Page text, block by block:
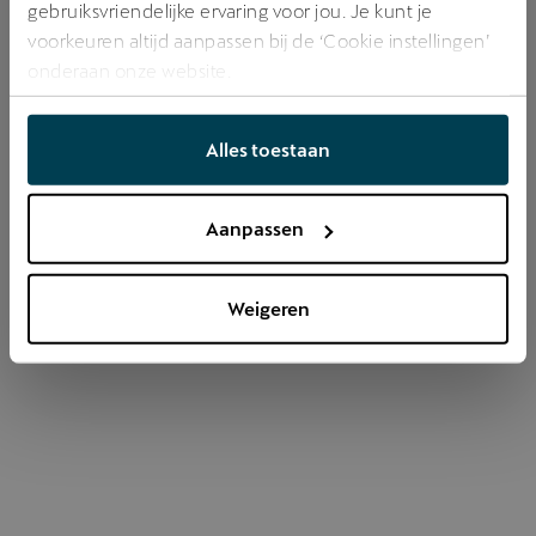
gebruiksvriendelijke ervaring voor jou. Je kunt je
voorkeuren altijd aanpassen bij de ‘Cookie instellingen’
onderaan onze website.
Alles toestaan
Aanpassen
Weigeren
Refresh